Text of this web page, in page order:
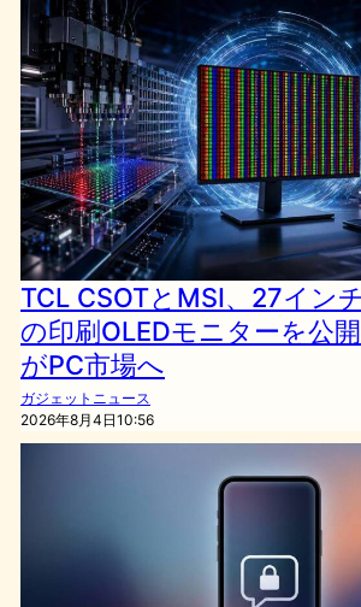
TCL CSOTとMSI、27イン
の印刷OLEDモニターを公
がPC市場へ
ガジェットニュース
2026年8月4日10:56